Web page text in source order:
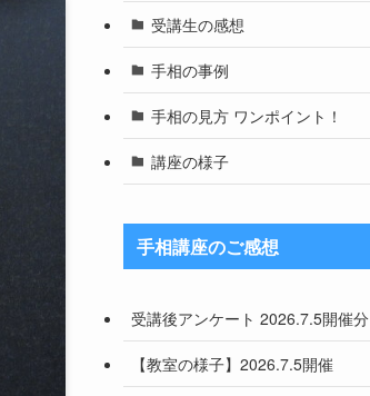
受講生の感想
手相の事例
手相の見方 ワンポイント！
講座の様子
手相講座のご感想
受講後アンケート 2026.7.5開催分
【教室の様子】2026.7.5開催